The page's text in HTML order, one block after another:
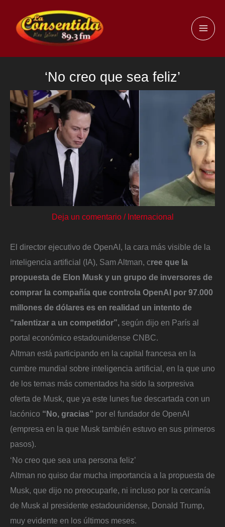
contenido
‘No creo que sea feliz’
Deja un comentario / Internacional
El director ejecutivo de OpenAI, la cara más visible de la
inteligencia artificial (IA), Sam Altman, cree que la
propuesta de Elon Musk y un grupo de inversores de
comprar la compañía que controla OpenAI por 97.000
millones de dólares es en realidad un intento de
“ralentizar a un competidor”, según dijo en París al
portal económico estadounidense CNBC.
Altman está participando en la capital francesa en la
cumbre mundial sobre inteligencia artificial, en la que uno
de los temas más comentados ha sido la sorpresiva
oferta de Musk, que ya este lunes fue descartada con un
lacónico “No, gracias” por el fundador de OpenAI
(empresa en la que Musk también estuvo en sus primeros
pasos).
‘No creo que sea una persona feliz’
Altman no quiso dar mucha importancia a la propuesta de
Musk, que dijo no preocuparle, ni incluso por la cercanía
de Musk al presidente estadounidense, Donald Trump,
muy evidente en los últimos meses.